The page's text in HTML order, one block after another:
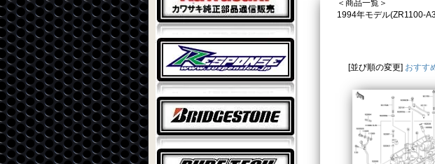
＜商品一覧＞
1994年モデル(ZR1100-
[並び順の変更] おすす